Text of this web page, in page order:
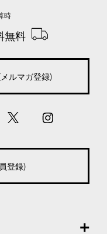
時
無料
ルマガ登録)
登録)